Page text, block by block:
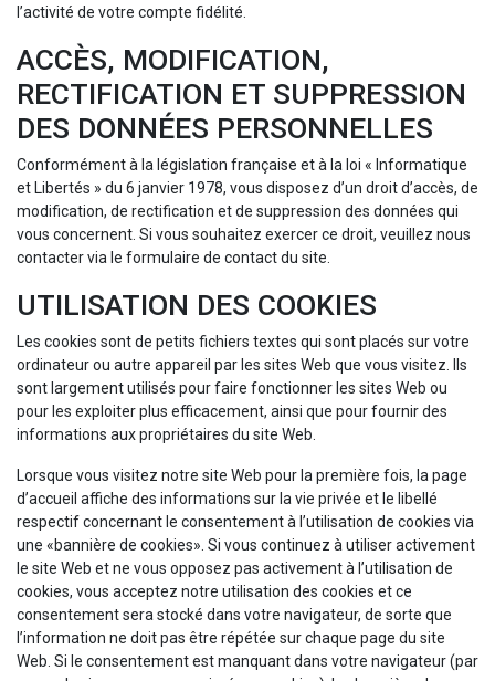
l’activité de votre compte fidélité.
ACCÈS, MODIFICATION,
RECTIFICATION ET SUPPRESSION
DES DONNÉES PERSONNELLES
Conformément à la législation française et à la loi « Informatique
et Libertés » du 6 janvier 1978, vous disposez d’un droit d’accès, de
modification, de rectification et de suppression des données qui
vous concernent. Si vous souhaitez exercer ce droit, veuillez nous
contacter via le formulaire de contact du site.
UTILISATION DES COOKIES
Les cookies sont de petits fichiers textes qui sont placés sur votre
ordinateur ou autre appareil par les sites Web que vous visitez. Ils
sont largement utilisés pour faire fonctionner les sites Web ou
pour les exploiter plus efficacement, ainsi que pour fournir des
informations aux propriétaires du site Web.
Lorsque vous visitez notre site Web pour la première fois, la page
d’accueil affiche des informations sur la vie privée et le libellé
respectif concernant le consentement à l’utilisation de cookies via
une «bannière de cookies». Si vous continuez à utiliser activement
le site Web et ne vous opposez pas activement à l’utilisation de
cookies, vous acceptez notre utilisation des cookies et ce
consentement sera stocké dans votre navigateur, de sorte que
l’information ne doit pas être répétée sur chaque page du site
Web. Si le consentement est manquant dans votre navigateur (par